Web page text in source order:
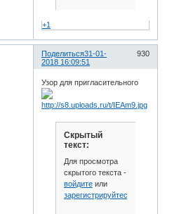
+1
Поделиться 930
31-01-
2018 16:09:51
Узор для пригласительного
Скрытый
текст:
Для просмотра
скрытого текста -
войдитеили
зарегистрируйтесь